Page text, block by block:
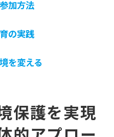
加方法
の実践
を変える
保護を実現